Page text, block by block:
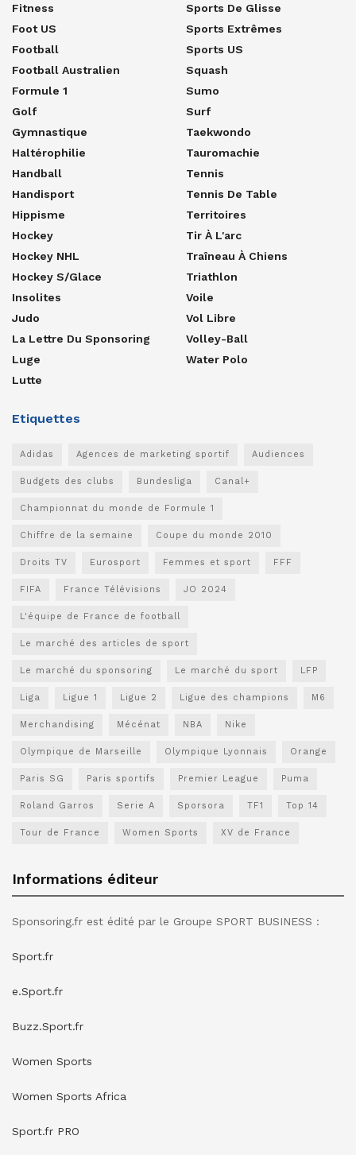
Fitness
Foot US
Football
Football Australien
Formule 1
Golf
Gymnastique
Haltérophilie
Handball
Handisport
Hippisme
Hockey
Hockey NHL
Hockey S/glace
Insolites
Judo
La Lettre Du Sponsoring
Luge
Lutte
Sports De Glisse
Sports Extrêmes
Sports US
Squash
Sumo
Surf
Taekwondo
Tauromachie
Tennis
Tennis De Table
Territoires
Tir À L'arc
Traîneau À Chiens
Triathlon
Voile
Vol Libre
Volley-Ball
Water Polo
Etiquettes
Adidas Agences de marketing sportif Audiences
Budgets des clubs Bundesliga Canal+
Championnat du monde de Formule 1
Chiffre de la semaine Coupe du monde 2010
Droits TV Eurosport Femmes et sport FFF
FIFA France Télévisions JO 2024
L'équipe de France de football
Le marché des articles de sport
Le marché du sponsoring Le marché du sport LFP
Liga Ligue 1 Ligue 2 Ligue des champions M6
Merchandising Mécénat NBA Nike
Olympique de Marseille Olympique Lyonnais Orange
Paris SG Paris sportifs Premier League Puma
Roland Garros Serie A Sporsora TF1 Top 14
Tour de France Women Sports XV de France
Informations éditeur
Sponsoring.fr est édité par le Groupe SPORT BUSINESS :
Sport.fr
e.Sport.fr
Buzz.Sport.fr
Women Sports
Women Sports Africa
Sport.fr PRO